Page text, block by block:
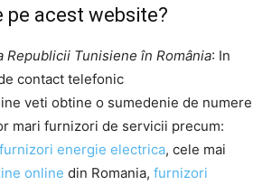
pe acest website?
Republicii Tunisiene în România: In
contact telefonic
veti obtine o sumedenie de numere
mari furnizori de servicii precum:
furnizori energie electrica, cele mai
online din Romania, furnizori